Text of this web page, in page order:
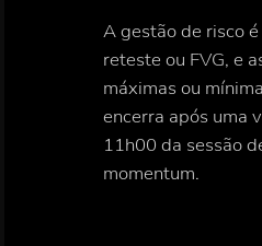
A gestão de risco
reteste ou FVG, e
máximas ou
encerra após uma
11h00 da sessão
momentum.